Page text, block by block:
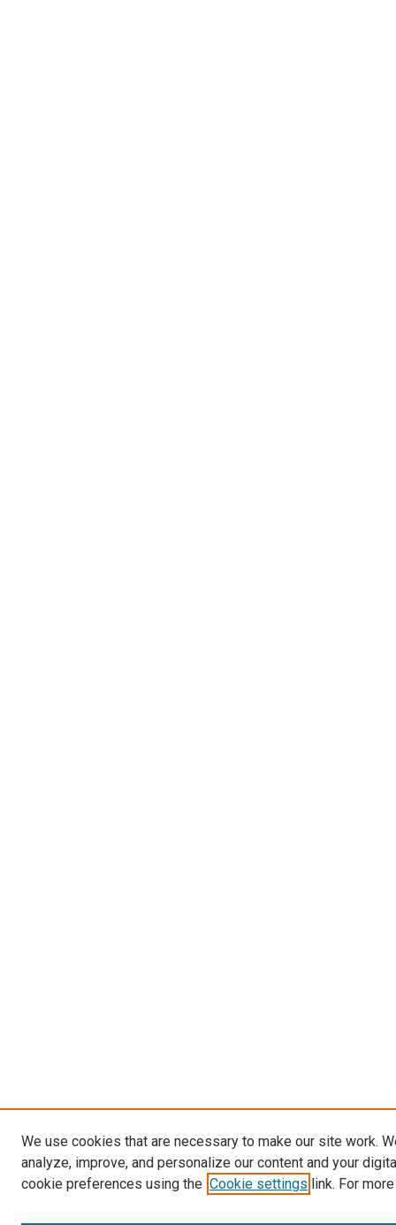
We use cookies that are necessary to make our site work.
analyze, improve, and personalize our content and your
cookie preferences using the Cookie settings link. For